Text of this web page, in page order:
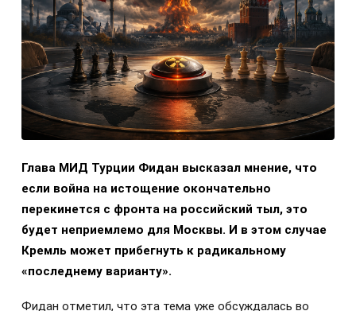
Глава МИД Турции Фидан высказал мнение, что
если война на истощение окончательно
перекинется с фронта на российский тыл, это
будет неприемлемо для Москвы. И в этом случае
Кремль может прибегнуть к радикальному
«последнему варианту».
Фидан отметил, что эта тема уже обсуждалась во